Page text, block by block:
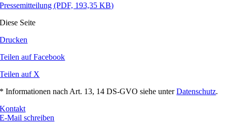
Pressemitteilung(PDF, 193,35 KB)
Diese Seite
Drucken
Teilen auf Facebook
Teilen auf X
* Informationen nach Art. 13, 14 DS-GVO siehe unterDatenschutz.
Kontakt
E-Mail schreiben